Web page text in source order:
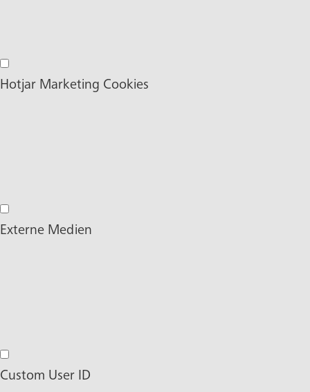
Facebook Marketing Cookies
Hotjar Marketing Cookies
Hotjar Marketing Cookies
Externe Medien
Externe Medien
Custom User ID